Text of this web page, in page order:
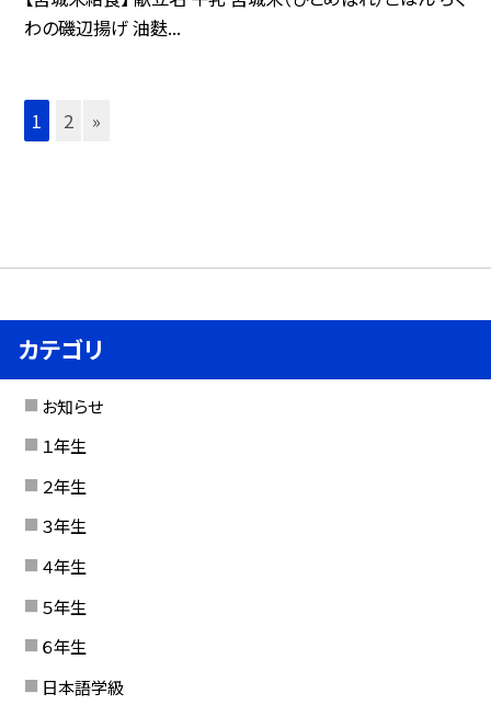
わの磯辺揚げ 油麩...
1 2 »
カテゴリ
お知らせ
１年生
２年生
３年生
４年生
５年生
６年生
日本語学級